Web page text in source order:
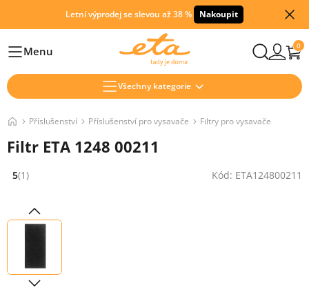
Letní výprodej se slevou až 38 % Nakoupit
HlavníMenu 0
Všechny kategorie
Příslušenství Příslušenství pro vysavače Filtry pro vysavače
Filtr ETA 1248 00211
Hodnocení: 5 z 5 (1 recenzí)
5(1) Kód: ETA124800211